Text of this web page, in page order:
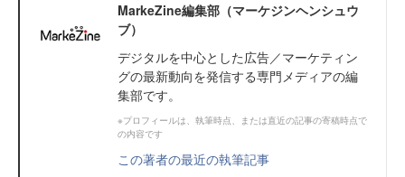
MarkeZine編集部（マーケジンヘンシュウ
ブ）
デジタルを中心とした広告／マーケティン
グの最新動向を発信する専門メディアの編
集部です。
※プロフィールは、執筆時点、または直近の記事の寄稿時点で
の内容です
この著者の最近の執筆記事